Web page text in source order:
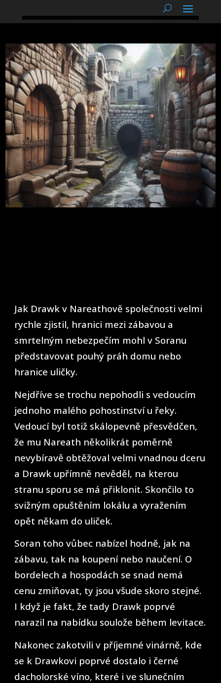
Jak Drawk v Nareathově společnosti velmi
rychle zjistil, hranici mezi zábavou a
smrtelným nebezpečím mohl v Soranu
představovat pouhý práh domu nebo
hranice uličky.
Nejdříve se trochu nepohodli s vedoucím
jednoho malého pohostinství u řeky.
Vedoucí byl totiž skálopevně přesvědčen,
že mu Nareath několikrát poměrně
nevybíravě obtěžoval velmi vnadnou dceru
a Drawk upřímně nevěděl, na kterou
stranu sporu se má přiklonit. Skončilo to
svižným opuštěním lokálu a vyražením
opět někam do uliček.
Soran toho vůbec nabízel hodně, jak na
zábavu, tak na koupení nebo naučení. O
bordelech a hospodách se snad nemá
cenu zmiňovat, ty jsou všude skoro stejné.
I když je fakt, že tady Drawk poprvé
narazil na nabídku soulože během levitace.
Nakonec zakotvili v příjemné vinárně, kde
se k Drawkovi poprvé dostalo i černé
dacholorské víno, které i ve slunečním